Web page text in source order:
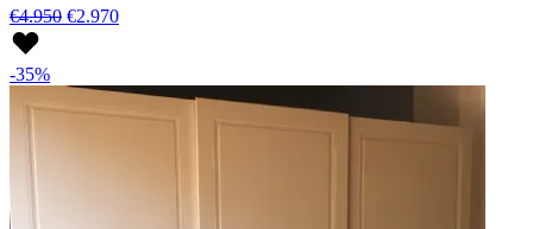
€4.950 €2.970
-35%